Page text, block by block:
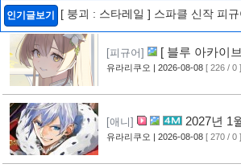
인기글보기 [ 붕괴 : 스타레일 ] 스파클 신작 피규
[피규어]
[ 블루 아카이
작 피규어 공개 [6]
유라리쿠오 | 2026-08-08 [ 226 / 0 ]
[애니]
2027년 1
생 소동기 ] PV 영상 공개
유라리쿠오 | 2026-08-08 [ 270 / 0 ]